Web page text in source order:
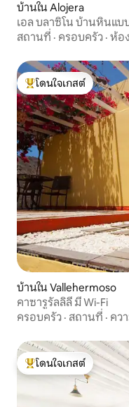
บ้านใน Alojera
เอล บลาซิโน บ้านหินแบ
สถานที่ · ครอบครัว · ห้อ
โดนใจเกสต์ที่สุด
โดนใจเกสต์
บ้านใน Vallehermoso
คาซารูรัลลิลี มี Wi-Fi
ครอบครัว · สถานที่ · คว
โดนใจเกสต์ที่สุด
โดนใจเกสต์